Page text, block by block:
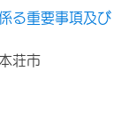
る重要事項及び
荘市